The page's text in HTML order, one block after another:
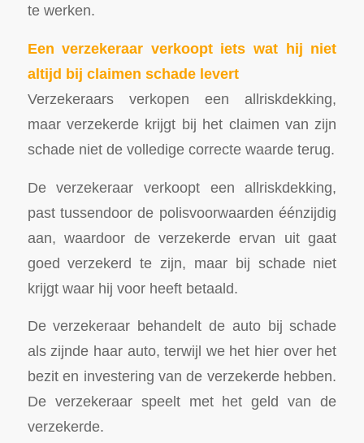
te werken.
Een verzekeraar verkoopt iets wat hij niet
altijd bij claimen schade levert
Verzekeraars verkopen een allriskdekking,
maar verzekerde krijgt bij het claimen van zijn
schade niet de volledige correcte waarde terug.
De verzekeraar verkoopt een allriskdekking,
past tussendoor de polisvoorwaarden éénzijdig
aan, waardoor de verzekerde ervan uit gaat
goed verzekerd te zijn, maar bij schade niet
krijgt waar hij voor heeft betaald.
De verzekeraar behandelt de auto bij schade
als zijnde haar auto, terwijl we het hier over het
bezit en investering van de verzekerde hebben.
De verzekeraar speelt met het geld van de
verzekerde.